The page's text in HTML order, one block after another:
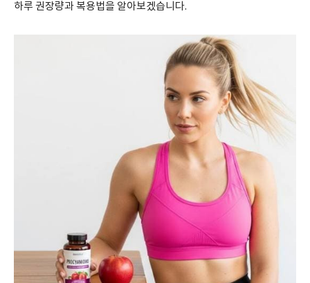
하루 권장량과 복용법을 알아보겠습니다.